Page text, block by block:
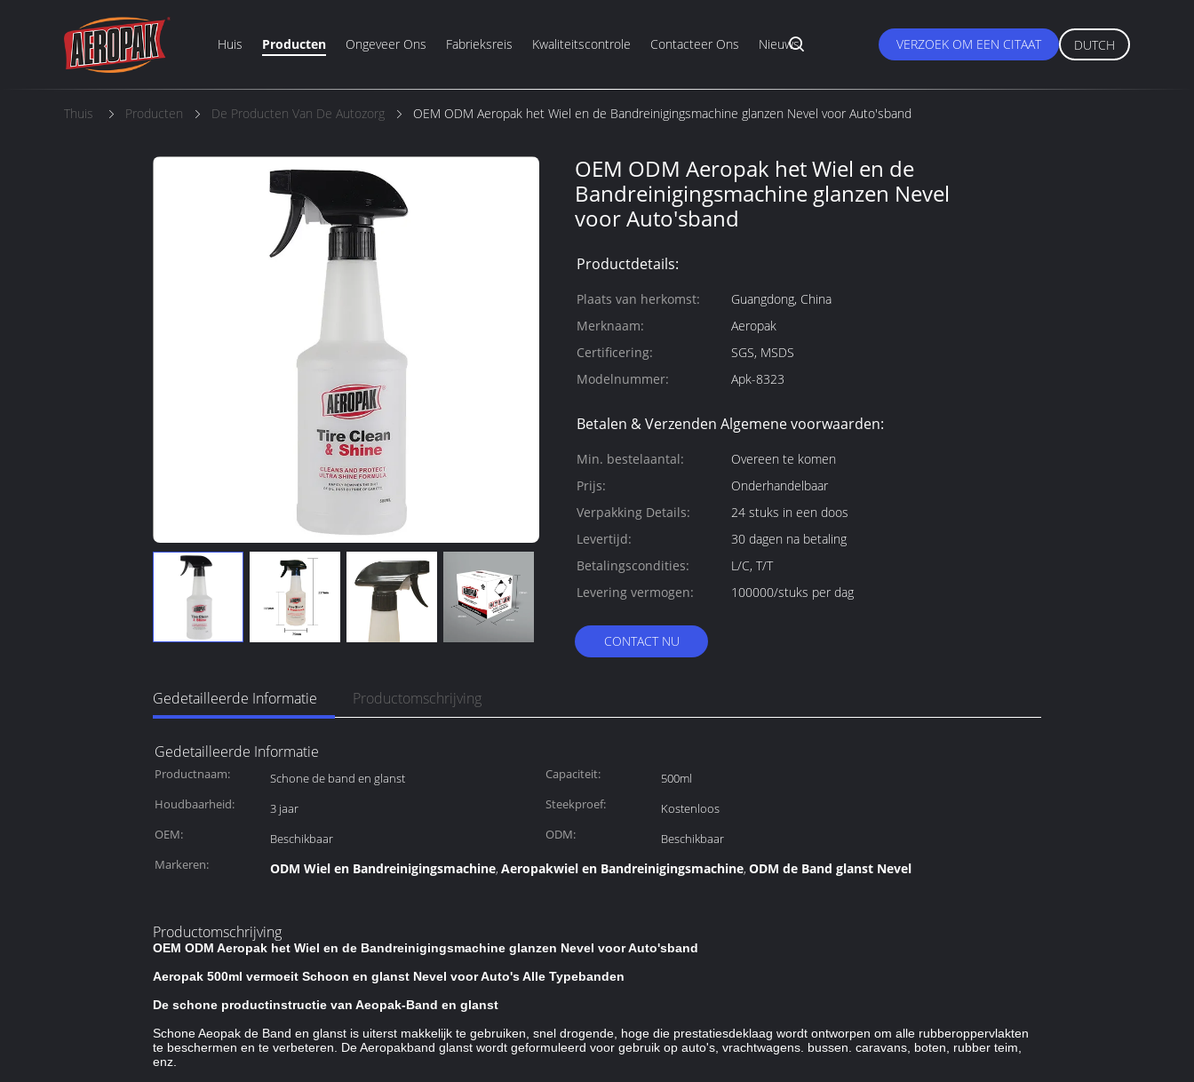
Huis Producten Ongeveer Ons Fabrieksreis Kwaliteitscontrole Contacteer Ons Nieuws VERZOEK OM EEN CITAAT DUTCH
Thuis Producten De Producten Van De Autozorg OEM ODM Aeropak het Wiel en de Bandreinigingsmachine glanzen Nevel voor Auto'sband
OEM ODM Aeropak het Wiel en de
Bandreinigingsmachine glanzen Nevel
voor Auto'sband
Productdetails:
Plaats van herkomst:
Guangdong, China
Merknaam:
Aeropak
Certificering:
SGS, MSDS
Modelnummer:
Apk-8323
Betalen & Verzenden Algemene voorwaarden:
Min. bestelaantal:
Overeen te komen
Prijs:
Onderhandelbaar
Verpakking Details:
24 stuks in een doos
Levertijd:
30 dagen na betaling
Betalingscondities:
L/C, T/T
Levering vermogen:
100000/stuks per dag
CONTACT NU
Gedetailleerde Informatie Productomschrijving
Gedetailleerde Informatie
Productnaam: Schone de band en glanst Capaciteit:
500ml
Houdbaarheid:
3 jaar Steekproef:
Kostenloos
OEM:
Beschikbaar ODM:
Beschikbaar
Markeren:
ODM Wiel en Bandreinigingsmachine, Aeropakwiel en Bandreinigingsmachine, ODM de Band glanst Nevel
Productomschrijving
OEM ODM Aeropak het Wiel en de Bandreinigingsmachine glanzen Nevel voor Auto'sband
Aeropak 500ml vermoeit Schoon en glanst Nevel voor Auto's Alle Typebanden
De schone productinstructie van Aeopak-Band en glanst
Schone Aeopak de Band en glanst is uiterst makkelijk te gebruiken, snel drogende, hoge die prestatiesdeklaag wordt ontworpen om alle rubberoppervlakten
te beschermen en te verbeteren. De Aeropakband glanst wordt geformuleerd voor gebruik op auto's, vrachtwagens. bussen. caravans, boten, rubber teim,
enz.